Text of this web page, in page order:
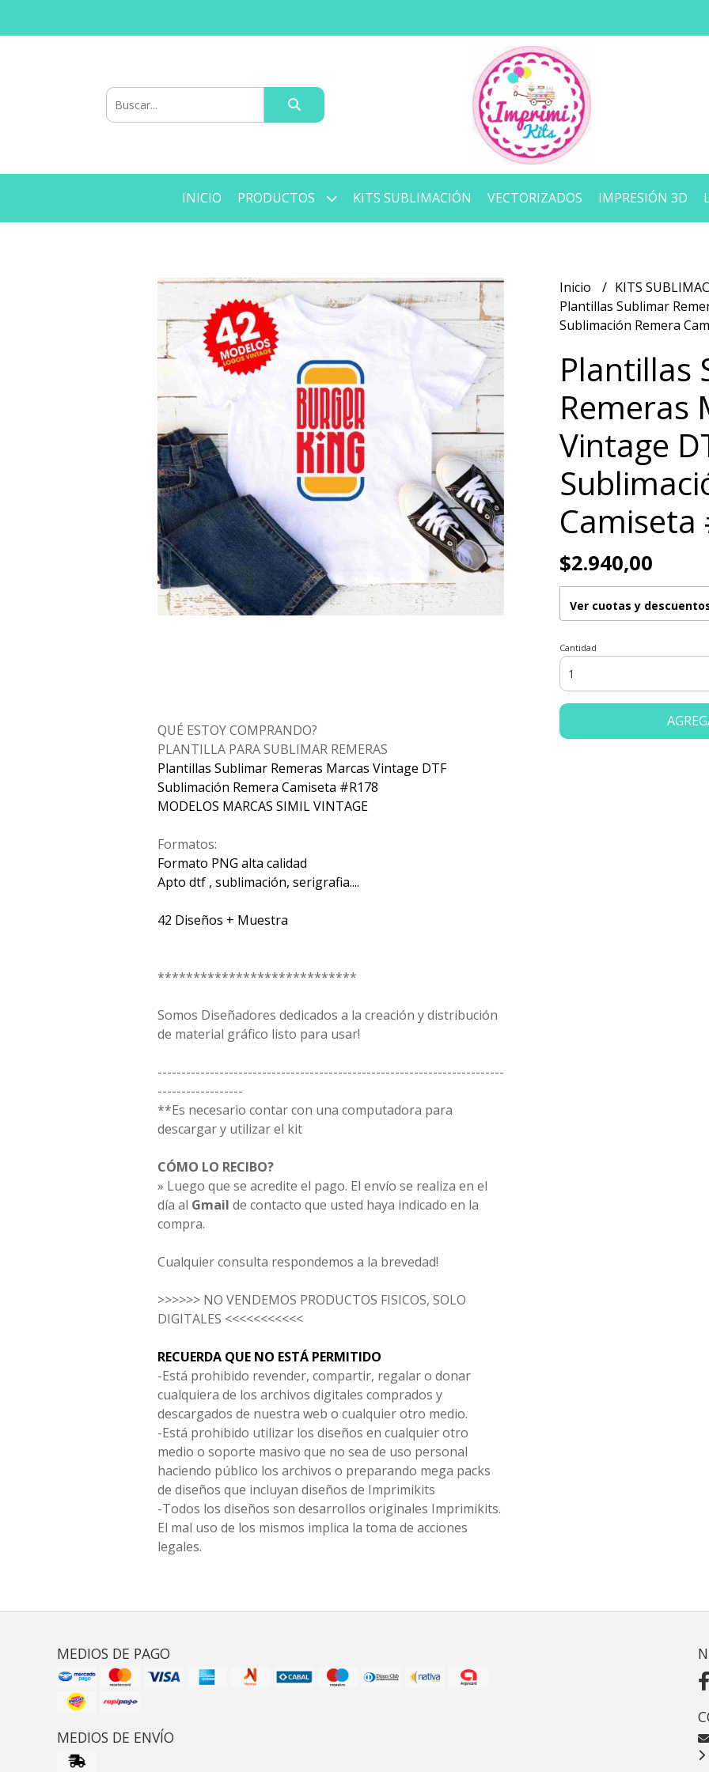
INICIO PRODUCTOS KITS SUBLIMACIÓN VECTORIZADOS IMPRESIÓN 3D
QUÉ ESTOY COMPRANDO?
PLANTILLA PARA SUBLIMAR REMERAS
Plantillas Sublimar Remeras Marcas Vintage DTF
Sublimación Remera Camiseta #R178
MODELOS MARCAS SIMIL VINTAGE
Formatos:
Formato PNG alta calidad
Apto dtf , sublimación, serigrafia....
42 Diseños + Muestra
****************************
Somos Diseñadores dedicados a la creación y distribución
de material gráfico listo para usar!
-------------------------------------------------------------------------
------------------
**Es necesario contar con una computadora para
descargar y utilizar el kit
CÓMO LO RECIBO?
» Luego que se acredite el pago. El envío se realiza en el
día al Gmail de contacto que usted haya indicado en la
compra.
Cualquier consulta respondemos a la brevedad!
>>>>>> NO VENDEMOS PRODUCTOS FISICOS, SOLO
DIGITALES <<<<<<<<<<<
RECUERDA QUE NO ESTÁ PERMITIDO
-Está prohibido revender, compartir, regalar o donar
cualquiera de los archivos digitales comprados y
descargados de nuestra web o cualquier otro medio.
-Está prohibido utilizar los diseños en cualquier otro
medio o soporte masivo que no sea de uso personal
haciendo público los archivos o preparando mega packs
de diseños que incluyan diseños de Imprimikits
-Todos los diseños son desarrollos originales Imprimikits.
El mal uso de los mismos implica la toma de acciones
legales.
Inicio KITS
Plantillas Sublimar
Sublimación Remera
Plantillas
Remeras
Vintage
Camiseta
$2.940,00
Ver cuotas y
Cantidad
MEDIOS DE PAGO
MEDIOS DE ENVÍO